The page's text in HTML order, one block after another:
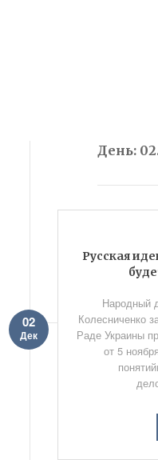
День:
Русская
02
Дек
Народный
Колесниченко
Раде Украины
от 5